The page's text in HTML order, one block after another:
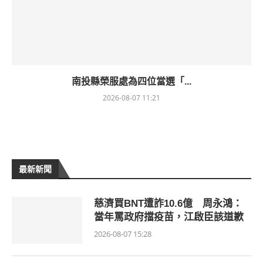
南投縣榮服處為四位當選「...
2026-08-07 11:21
最新新聞
慈濟買BNT遭詐10.6億 周永鴻：
當年罵政府擋疫苗，江啟臣該道歉
2026-08-07 15:28